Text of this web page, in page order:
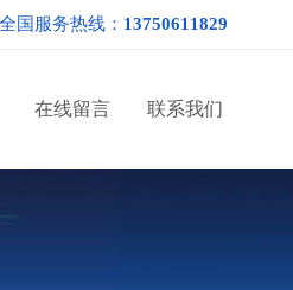
全国服务热线： 13750611829
在线留言 联系我们